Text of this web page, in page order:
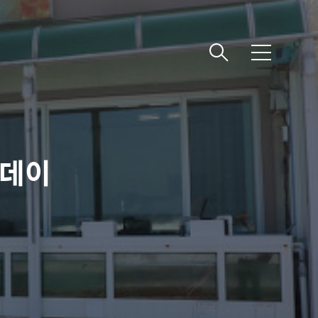
메
뉴
이